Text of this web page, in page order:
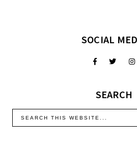
SOCIAL
SEARCH